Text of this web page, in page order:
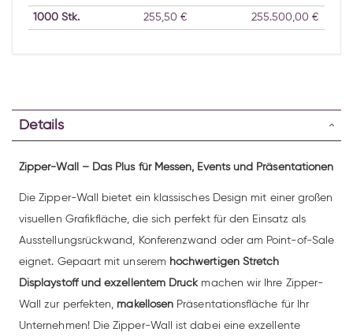
1000 Stk. 255,50 € 255.500,00 €
Details
Zipper-Wall – Das Plus für Messen, Events und Präsentationen
Die Zipper-Wall bietet ein klassisches Design mit einer großen
visuellen Grafikfläche, die sich perfekt für den Einsatz als
Ausstellungsrückwand, Konferenzwand oder am Point-of-Sale
eignet. Gepaart mit unserem hochwertigen Stretch
Displaystoff und exzellentem Druckmachen wir Ihre Zipper-
Wall zur perfekten, makellosen Präsentationsfläche für Ihr
Unternehmen! Die Zipper-Wall ist dabei eine exzellente